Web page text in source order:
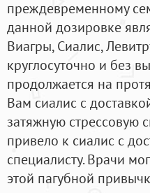
преждевременному
данной дозировке
Виагры, Сиалис,
круглосуточно и без
продолжается на
Вам сиалис с
затяжную стрессовую
привело к сиалис с
специалисту. Врачи
этой пагубной